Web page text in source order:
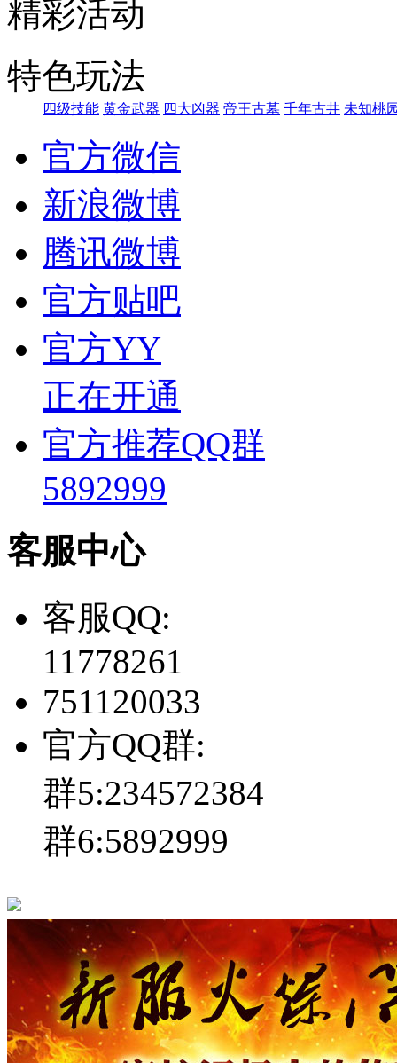
精彩活动
特色玩法
四级技能 黄金武器 四大凶器 帝王古墓 千年古井 未知桃
官方微信
新浪微博
腾讯微博
官方贴吧
官方YY
正在开通
官方推荐QQ群
5892999
客服中心
客服QQ:
11778261
751120033
官方QQ群:
群5:234572384
群6:5892999